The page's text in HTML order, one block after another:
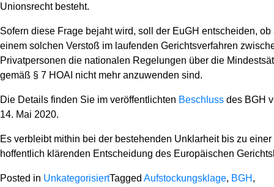
Unionsrecht besteht.
Sofern diese Frage bejaht wird, soll der EuGH entscheiden, ob
einem solchen Verstoß im laufenden Gerichtsverfahren
Privatpersonen die nationalen Regelungen über die
gemäß § 7 HOAI nicht mehr anzuwenden sind.
Die Details finden Sie im veröffentlichten Beschluss des BGH
14. Mai 2020.
Es verbleibt mithin bei der bestehenden Unklarheit bis zu einer
hoffentlich klärenden Entscheidung des Europäischen
Posted in UnkategorisiertTagged Aufstockungsklage, BGH ,